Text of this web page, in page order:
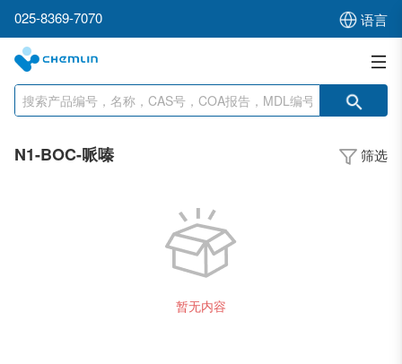
025-8369-7070 语言
N1-BOC-哌嗪 筛选
暂无内容